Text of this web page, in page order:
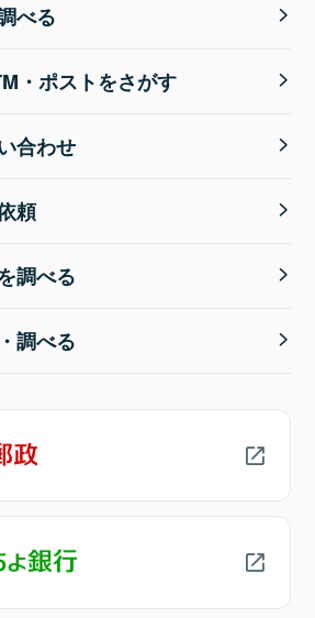
べる
・ポストをさがす
合わせ
頼
調べる
調べる